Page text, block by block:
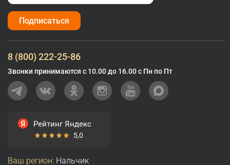
Подписаться
8 (800) 222-25-86
Звонки принимаются с 10.00 до 16.00 с Пн по Пт
Рейтинг Яндекс
5,0
Ваш регион: Нальчик